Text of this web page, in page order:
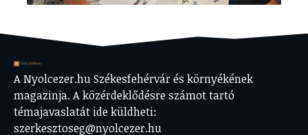
A Nyolcezer.hu Székesfehérvár és környékének
magazinja. A közérdeklődésre számot tartó
témajavaslatát ide küldheti:
szerkesztoseg@nyolcezer.hu